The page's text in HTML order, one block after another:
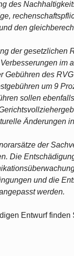
des
den
der gesetzlichen
im
Gebühren des
um 9
sollen
Änderungen
der
Die
und die
werden.
Entwurf finden